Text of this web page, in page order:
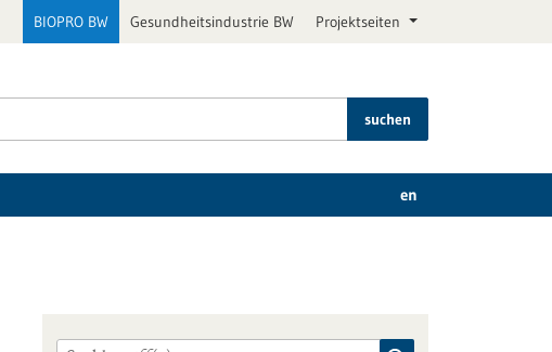
BIOPRO BW Gesundheitsindustrie BW Projektseiten
suchen
en